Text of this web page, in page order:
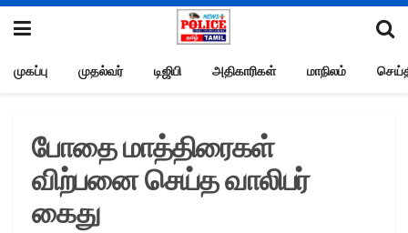
முகப்பு முதல்வர் டிஜிபி அதிகாரிகள் மாநிலம்
போதை மாத்திரைகள்
விற்பனை செய்த வாலிபர்
கைது